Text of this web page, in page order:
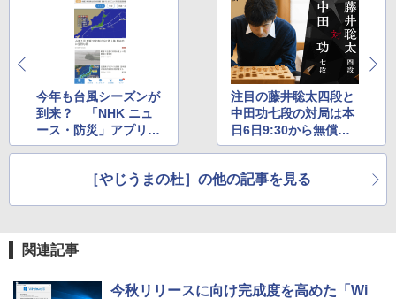
Amazon Kindle Colorsoft | 16GBストレ
ージ、防水、7インチカラーディスプレ
イ、色調調節ライト、最大8週間持続バッ
テリー、広告無し、ブラック (2025年発
売)
￥31,980
New Amazon Kindle Scribe Colorsoft |
11インチカラーディスプレイ、64GBスト
￥115,980
今年も台風シーズンが
到来？ 「NHK ニュ
ース・防災」アプリで
しっかり備えよう
注目の藤井聡太四段と
中田功七段の対局は本
日6日9:30から無償で
生放送 ～AbemaTVな
［やじうまの杜］の他の記事を見る
関連記事
今秋リリースに向け完成度を高めた「Wi